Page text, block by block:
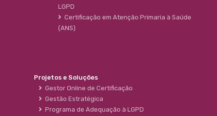
LGPD
Certificação em Atenção Primaria à Saúde
(ANS)
Projetos e Soluções
Gestor Online de Certificação
Gestão Estratégica
Programa de Adequação à LGPD